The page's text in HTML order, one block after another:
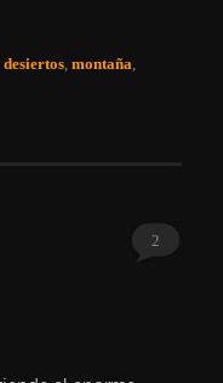
desiertos,montaña,
2